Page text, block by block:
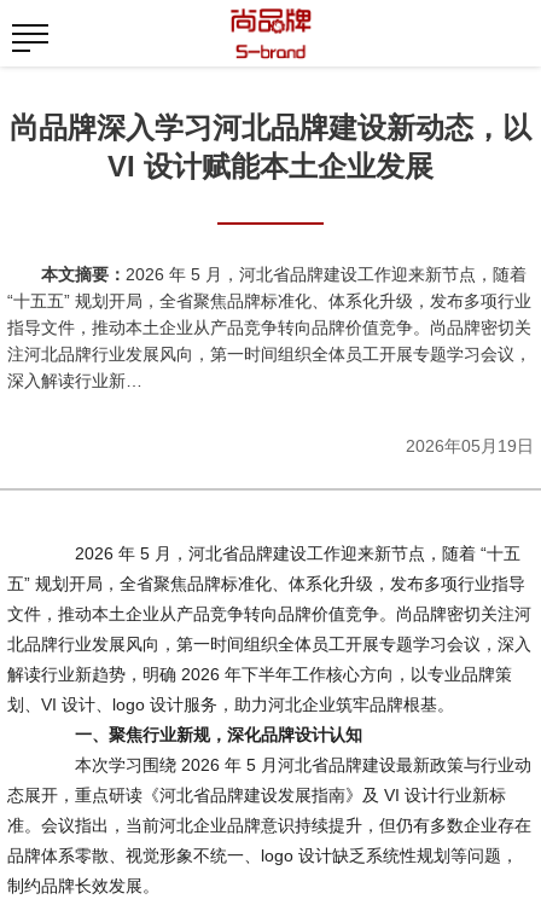
尚品牌深入学习河北品牌建设新动态，以
VI 设计赋能本土企业发展
本文摘要： 2026 年 5 月，河北省品牌建设工作迎来新节点，随着
“十五五” 规划开局，全省聚焦品牌标准化、体系化升级，发布多项行业
指导文件，推动本土企业从产品竞争转向品牌价值竞争。尚品牌密切关
注河北品牌行业发展风向，第一时间组织全体员工开展专题学习会议，
深入解读行业新…
2026年05月19日
2026 年 5 月，河北省品牌建设工作迎来新节点，随着 “十五
五” 规划开局，全省聚焦品牌标准化、体系化升级，发布多项行业指导
文件，推动本土企业从产品竞争转向品牌价值竞争。尚品牌密切关注河
北品牌行业发展风向，第一时间组织全体员工开展专题学习会议，深入
解读行业新趋势，明确 2026 年下半年工作核心方向，以专业品牌策
划、VI 设计、logo 设计服务，助力河北企业筑牢品牌根基。
一、聚焦行业新规，深化品牌设计认知
本次学习围绕 2026 年 5 月河北省品牌建设最新政策与行业动
态展开，重点研读《河北省品牌建设发展指南》及 VI 设计行业新标
准。会议指出，当前河北企业品牌意识持续提升，但仍有多数企业存在
品牌体系零散、视觉形象不统一、logo 设计缺乏系统性规划等问题，
制约品牌长效发展。